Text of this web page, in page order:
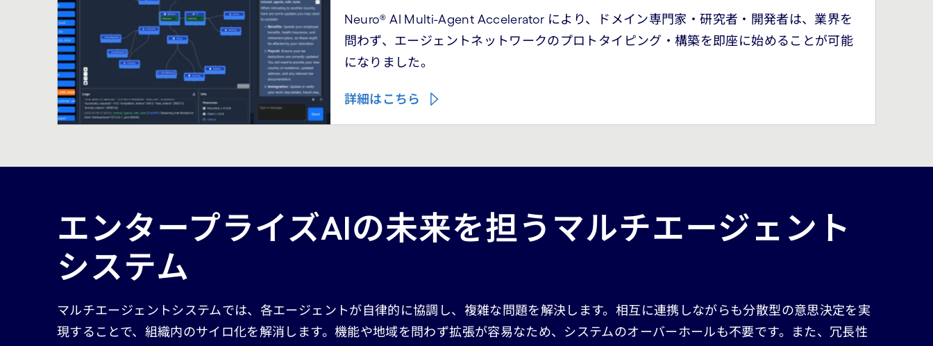
Neuro® AI Multi-Agent Accelerator により、ドメイン専門家・研究者・開発者は、業界を
問わず、エージェントネットワークのプロトタイピング・構築を即座に始めることが可能
になりました。
詳細はこちら
エンタープライズAIの未来を担うマルチエージェント
システム
マルチエージェントシステムでは、各エージェントが自律的に協調し、複雑な問題を解決します。相互に連携しながらも分散型の意思決定を実
現することで、組織内のサイロ化を解消します。機能や地域を問わず拡張が容易なため、システムのオーバーホールも不要です。また、冗長性